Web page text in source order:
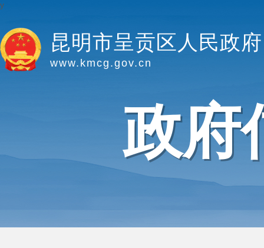
y
昆明市呈贡区人民政府
www.kmcg.gov.cn
政府